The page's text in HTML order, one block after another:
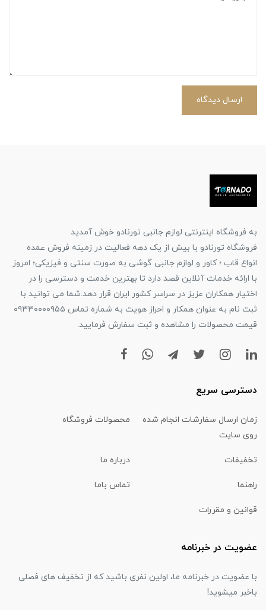
ارسال دیدگاه
به فروشگاه اینترنتی لوازم جانبی تورنادو خوش آمدید
فروشگاه تورنادو با بیش از یک دهه فعالیت در زمینه فروش عمده
انواع قاب ؛ کاور و لوازم جانبی گوشی به صورت سنتی و فیزیکی؛ امروز
با ارائه خدمات آنلاین قصد دارد تا بهترین خدمت و دسترسی را در
اختیار همکاران عزیز در سراسر کشور ایران قرار دهد.شما می توانید با
ثبت نام به عنوان همکار و احراز هویت به شماره تماس ۰۹۳۳۰۰۰۰۹۵۵
قیمت محصولات را مشاهده و ثبت سفارش فرمایید.
دسترسی سریع
زمان ارسال سفارشات انجام شده
روی سایت
محصولات فروشگاه
تخفیفات درباره ما
راهنما تماس باما
قوانین و مقررات
عضویت در خبرنامه
با عضویت در خبرنامه ما، اولین نفری باشید که از تخفیف های فصلی
باخبر میشوید!